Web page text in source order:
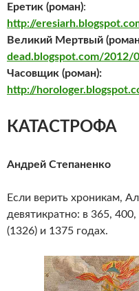
Еретик (роман):
http://
Великий Мертвый
dead.blogspot.com/2012/
Часовщик (роман):
http://
КАТАСТРОФА
Андрей Степаненко
Если верить хроникам,
девятикратно: в 365,
(1326) и 1375 годах.